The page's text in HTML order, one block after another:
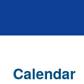
Calendar